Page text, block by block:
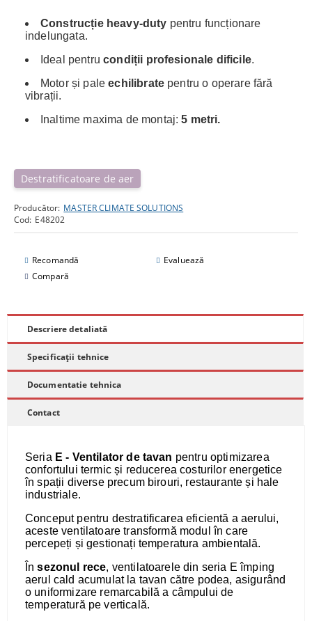
Construcție heavy-duty pentru funcționare
indelungata.
Ideal pentrucondiții profesionale dificile.
Motor și paleechilibrate pentru o operare fără
vibrații.
Inaltime maxima de montaj:5 metri.
Destratificatoare de aer
Producător: MASTER CLIMATE SOLUTIONS
Cod: E48202
Recomandă
Evaluează
Compară
Descriere detaliată
Specificații tehnice
Documentatie tehnica
Contact
Seria E - Ventilator de tavan pentru optimizarea
confortului termic și reducerea costurilor energetice
în spații diverse precum birouri, restaurante și hale
industriale.
Conceput pentru destratificarea eficientă a aerului,
aceste ventilatoare transformă modul în care
percepeți și gestionați temperatura ambientală.
Însezonul rece, ventilatoarele din seria E împing
aerul cald acumulat la tavan către podea, asigurând
o uniformizare remarcabilă a câmpului de
temperatură pe verticală.